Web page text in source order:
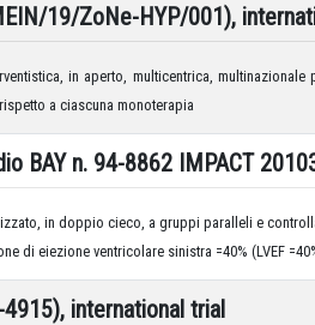
19/ZoNe-HYP/001),
in aperto, multicentrica,
a ciascuna monoterapia
BAY n. 94-8862 IMPACT
in doppio cieco, a gruppi paralleli e
di eiezione ventricolare sinistra =40% (LVEF
4915), international trial